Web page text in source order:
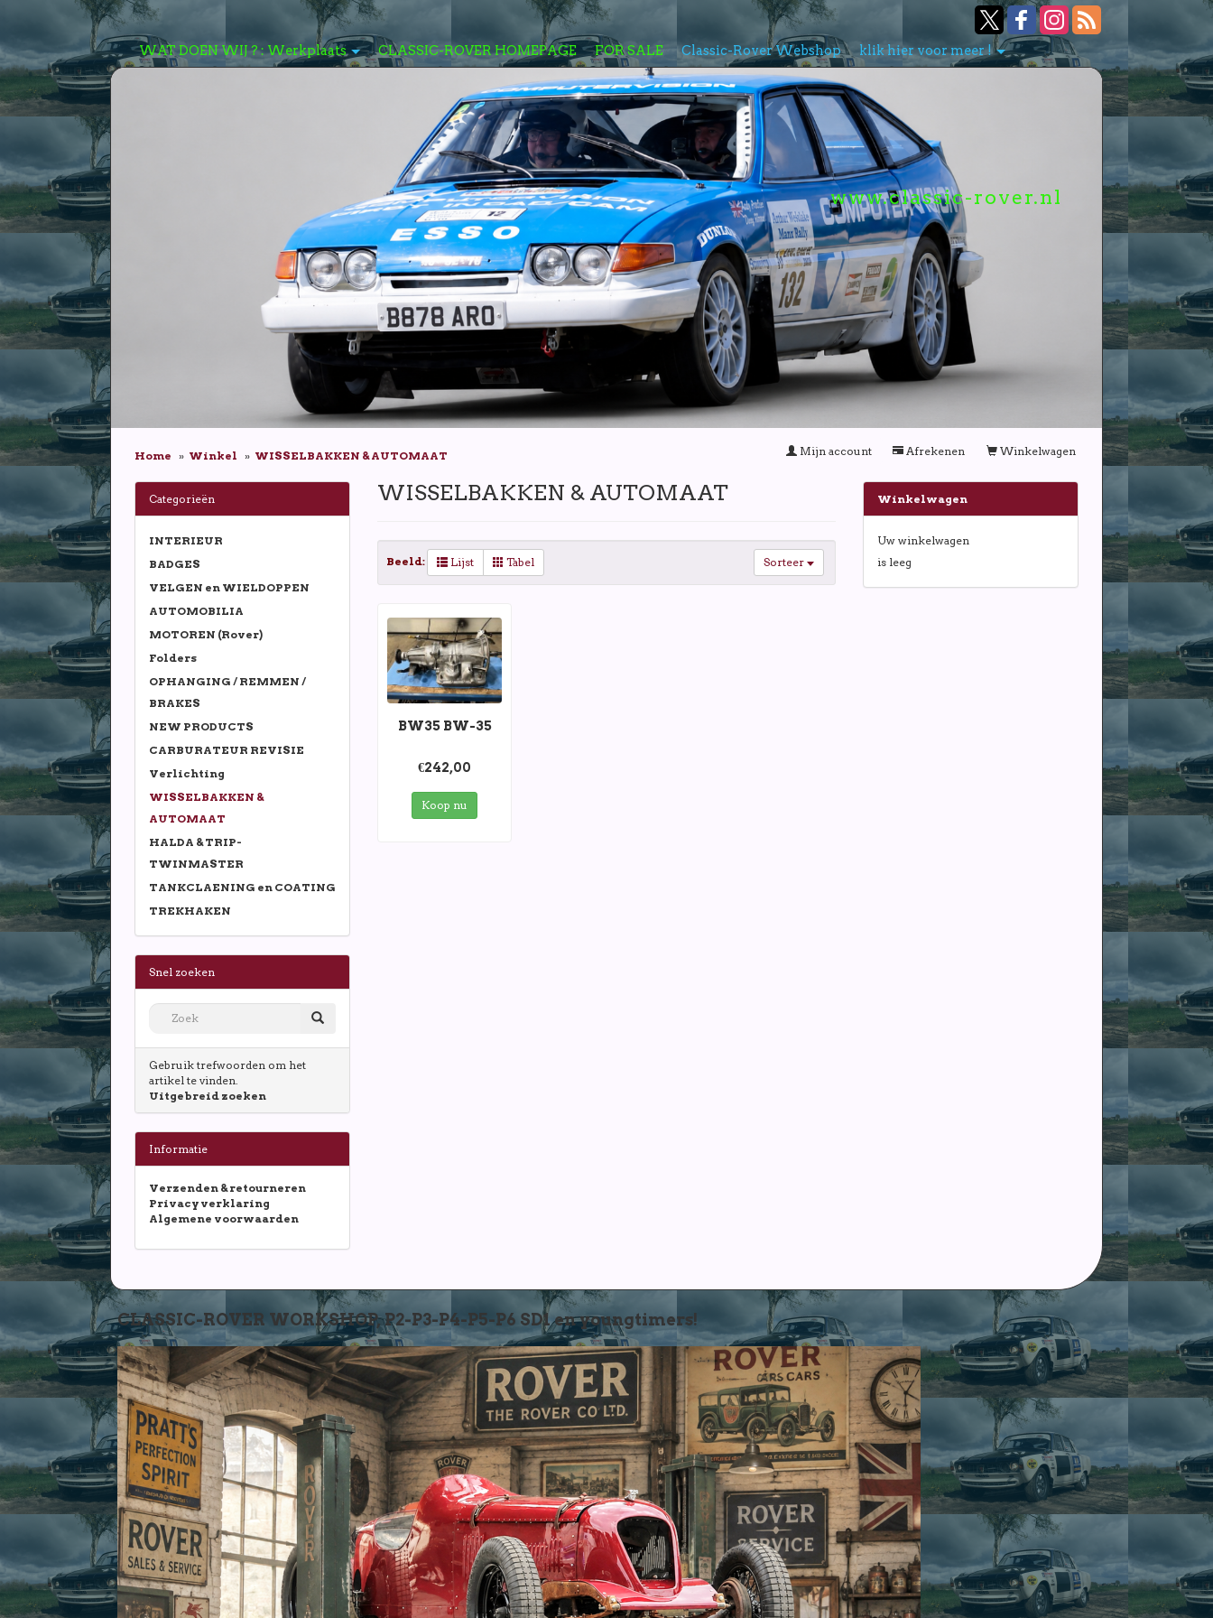
www.classic-rover.nl
WAT DOEN WIJ ? : Werkplaats CLASSIC-ROVER HOMEPAGE FOR SALE Classic-Rover Webshop klik hier voor meer !
Home Winkel WISSELBAKKEN & AUTOMAAT Winkelwagen
Afrekenen
Mijn account
WISSELBAKKEN & AUTOMAAT
Sorteer
Beeld: Lijst Tabel
BW35 BW-35
€242,00
Koop nu
Categorieën
INTERIEUR
BADGES
VELGEN en WIELDOPPEN
AUTOMOBILIA
MOTOREN (Rover)
Folders
OPHANGING / REMMEN /
BRAKES
NEW PRODUCTS
CARBURATEUR REVISIE
Verlichting
WISSELBAKKEN &
AUTOMAAT
HALDA & TRIP-
TWINMASTER
TANKCLAENING en COATING
TREKHAKEN
Snel zoeken
Gebruik trefwoorden om het
artikel te vinden.
Uitgebreid zoeken
Informatie
Verzenden & retourneren
Privacy verklaring
Algemene voorwaarden
Winkelwagen
Uw winkelwagen
is leeg
CLASSIC-ROVER WORKSHOP, P2-P3-P4-P5-P6 SD1 en youngtimers!